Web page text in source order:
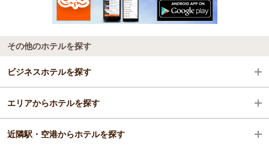
その他のホテルを探す
ビジネスホテルを探す
大阪府
大阪南部（堺・岸和田・関西空港）
エリアからホテルを探す
大阪府
近隣駅・空港からホテルを探す